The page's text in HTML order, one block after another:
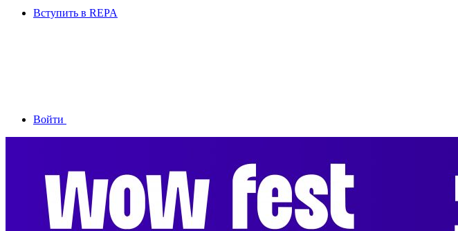
Вступить в REPA
Войти